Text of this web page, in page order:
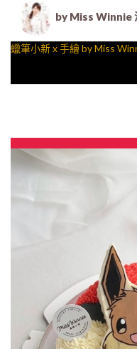
by Miss Winnie
蠟筆小新 x 手繪 by Miss